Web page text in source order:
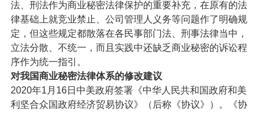
法、刑法作为商业秘密法律保护的重要补充，在原有的法
律基础上就竞业禁止、公司管理人义务等问题作了明确规
定，但这些规定都散落在各民事部门法、刑事法律当中，
立法分散、不统一，而且实践中还缺乏商业秘密的诉讼程
序作为统一指引。
对我国商业秘密法律体系的修改建议
2020年1月16日中美政府签署《中华人民共和国政府和美
利坚合众国政府经济贸易协议》（后称《协议》）。《协